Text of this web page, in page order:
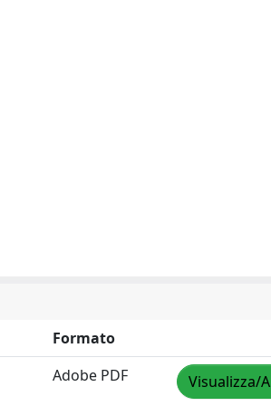
Formato
Adobe PDF Visualizza/